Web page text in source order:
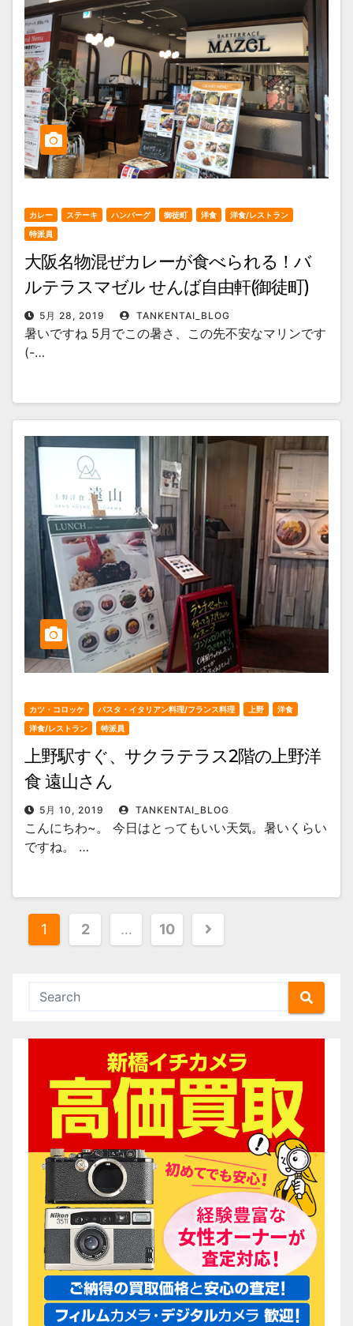
カレー ステーキ ハンバーグ 御徒町 洋食
洋食/レストラン
特派員
大阪名物混ぜカレーが食べられる！バ
ルテラスマゼル せんば自由軒(御徒町)
5月 28, 2019 TANKENTAI_BLOG
暑いですね 5月でこの暑さ、この先不安なマリンです
(-…
カツ・コロッケ パスタ・イタリアン料理/フランス料理 上野
洋食
洋食/レストラン
特派員
上野駅すぐ、サクラテラス2階の上野洋
食 遠山さん
5月 10, 2019 TANKENTAI_BLOG
こんにちわ~。 今日はとってもいい天気。暑いくらい
ですね。 …
投
の
ー
1 2 … 10